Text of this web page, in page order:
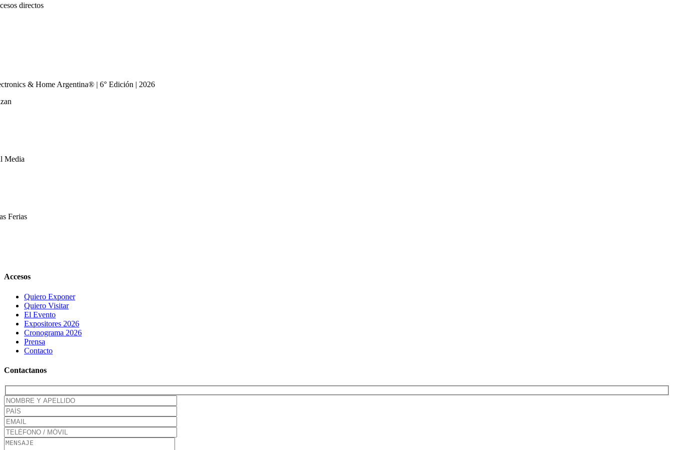
directos
& Home Argentina® | 6° Edición | 2026
Media
Ferias
Close
Area
Accesos
Quiero Exponer
Quiero Visitar
El Evento
Expositores 2026
Cronograma 2026
Prensa
Contacto
Contactanos